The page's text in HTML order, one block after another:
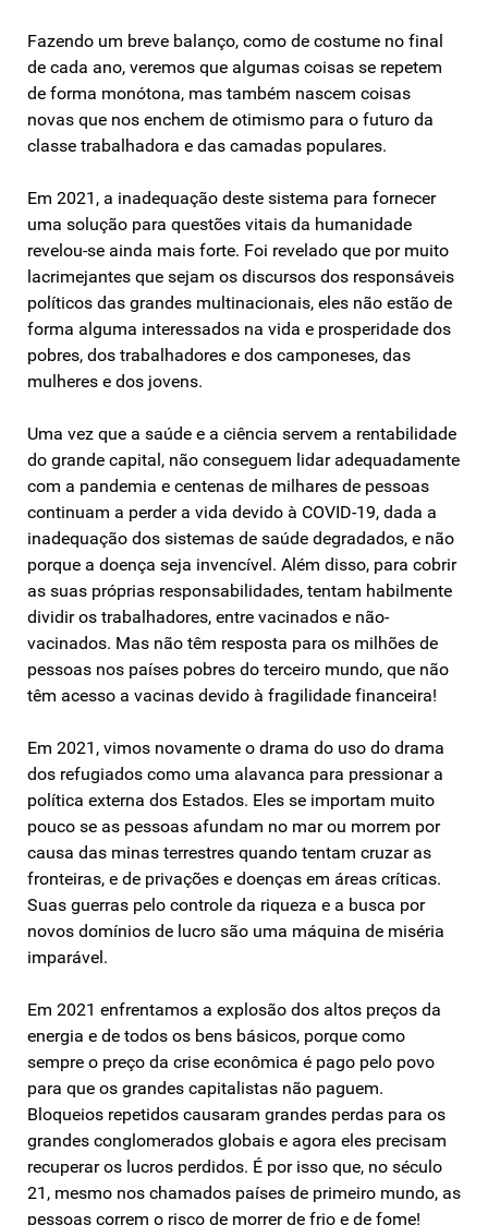
Fazendo um breve balanço, como de costume no final
de cada ano, veremos que algumas coisas se repetem
de forma monótona, mas também nascem coisas
novas que nos enchem de otimismo para o futuro da
classe trabalhadora e das camadas populares.
Em 2021, a inadequação deste sistema para fornecer
uma solução para questões vitais da humanidade
revelou-se ainda mais forte. Foi revelado que por muito
lacrimejantes que sejam os discursos dos responsáveis
políticos das grandes multinacionais, eles não estão de
forma alguma interessados na vida e prosperidade dos
pobres, dos trabalhadores e dos camponeses, das
mulheres e dos jovens.
Uma vez que a saúde e a ciência servem a rentabilidade
do grande capital, não conseguem lidar adequadamente
com a pandemia e centenas de milhares de pessoas
continuam a perder a vida devido à COVID-19, dada a
inadequação dos sistemas de saúde degradados, e não
porque a doença seja invencível. Além disso, para cobrir
as suas próprias responsabilidades, tentam habilmente
dividir os trabalhadores, entre vacinados e não-
vacinados. Mas não têm resposta para os milhões de
pessoas nos países pobres do terceiro mundo, que não
têm acesso a vacinas devido à fragilidade financeira!
Em 2021, vimos novamente o drama do uso do drama
dos refugiados como uma alavanca para pressionar a
política externa dos Estados. Eles se importam muito
pouco se as pessoas afundam no mar ou morrem por
causa das minas terrestres quando tentam cruzar as
fronteiras, e de privações e doenças em áreas críticas.
Suas guerras pelo controle da riqueza e a busca por
novos domínios de lucro são uma máquina de miséria
imparável.
Em 2021 enfrentamos a explosão dos altos preços da
energia e de todos os bens básicos, porque como
sempre o preço da crise econômica é pago pelo povo
para que os grandes capitalistas não paguem.
Bloqueios repetidos causaram grandes perdas para os
grandes conglomerados globais e agora eles precisam
recuperar os lucros perdidos. É por isso que, no século
21, mesmo nos chamados países de primeiro mundo, as
pessoas correm o risco de morrer de frio e de fome!